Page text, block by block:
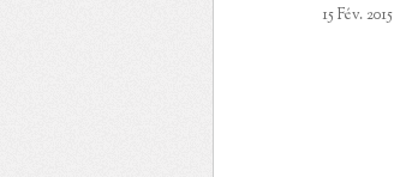
15 Fév. 2015